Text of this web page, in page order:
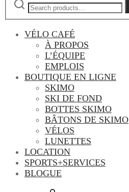
VÉLO CAFÉ
À PROPOS
L’ÉQUIPE
EMPLOIS
BOUTIQUE EN LIGNE
SKIMO
SKI DE FOND
BOTTES SKIMO
BÂTONS DE SKIMO
VÉLOS
LUNETTES
LOCATION
SPORTS+SERVICES
BLOGUE